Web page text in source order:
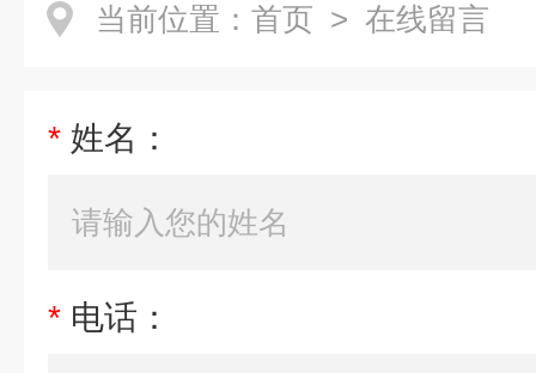
当前位置： 首页 > 在线留言
* 姓名：
* 电话：